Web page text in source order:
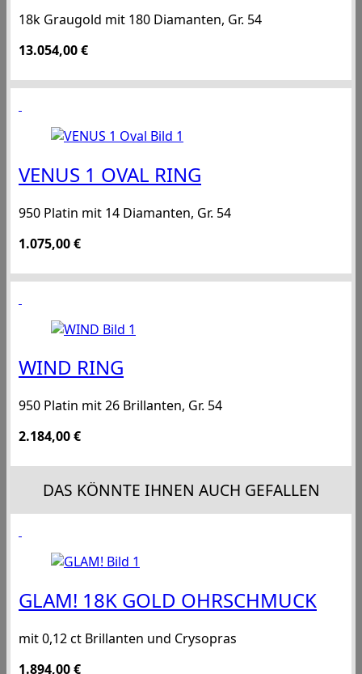
18k Graugold mit 180 Diamanten, Gr. 54
13.054,00€
VENUS 1 OVAL RING
950 Platin mit 14 Diamanten, Gr. 54
1.075,00€
WIND RING
950 Platin mit 26 Brillanten, Gr. 54
2.184,00€
DAS KÖNNTE IHNEN AUCH GEFALLEN
GLAM! 18K GOLD OHRSCHMUCK
mit 0,12 ct Brillanten und Crysopras
1.894,00€